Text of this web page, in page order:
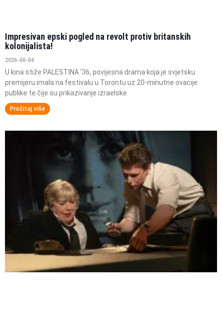
Impresivan epski pogled na revolt protiv britanskih
kolonijalista!
2026-06-04
U kina stiže PALESTINA ’36, povijesna drama koja je svjetsku
premijeru imala na festivalu u Torontu uz 20-minutne ovacije
publike te čije su prikazivanje izraelske
Pročitaj više